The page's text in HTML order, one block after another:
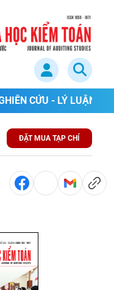
CỨU - LÝ LUẬN
ĐẶT MUA TẠP CHÍ